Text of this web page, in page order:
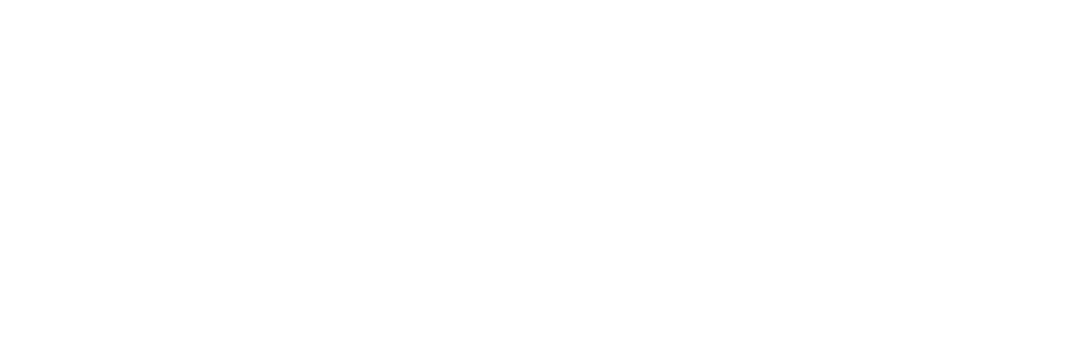
miestnej i medzinárodnej kuchyne. Hotel je svojou polohou ideálny pre rodinnú dovolenku, spoznávanie prírodných krás a